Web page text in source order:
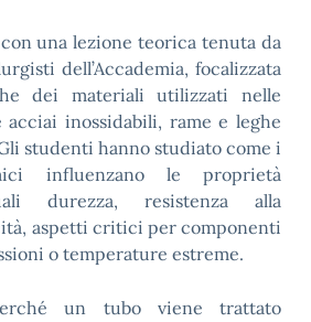
una lezione teorica tenuta da
dell’Accademia, focalizzata
dei materiali utilizzati nelle
inossidabili, rame e leghe
studenti hanno studiato come i
influenzano le proprietà
durezza, resistenza alla
aspetti critici per componenti
o temperature estreme.
un tubo viene trattato